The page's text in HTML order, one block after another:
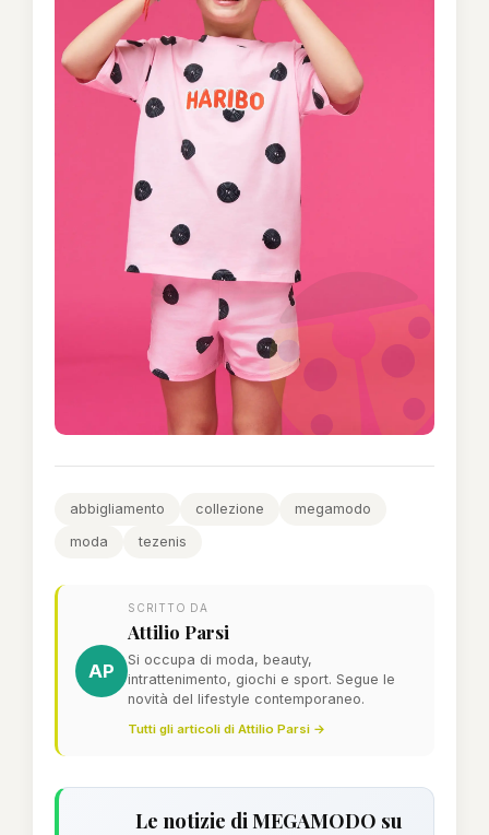
abbigliamento collezione
megamodo
moda
tezenis
AP
SCRITTO DA
Attilio Parsi
Si occupa di moda, beauty,
intrattenimento, giochi e sport. Segue le
novità del lifestyle contemporaneo.
Tutti gli articoli di Attilio Parsi →
Le notizie di MEGAMODO su